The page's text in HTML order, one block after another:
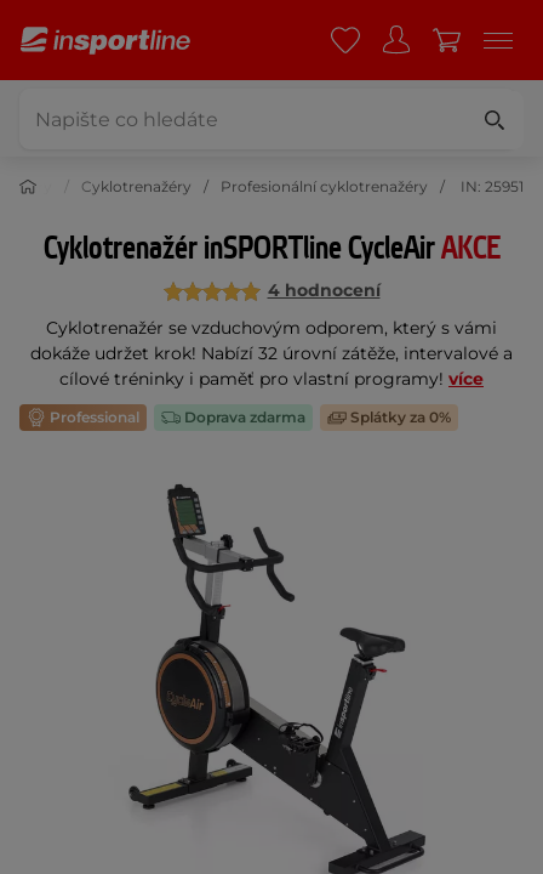
Cyklotrenažéry Profesionální cyklotrenažéry IN: 25951
Cyklotrenažér inSPORTline CycleAirAKCE
4 hodnocení
Cyklotrenažér se vzduchovým odporem, který s vámi
dokáže udržet krok! Nabízí 32 úrovní zátěže, intervalové a
cílové tréninky i paměť pro vlastní programy! více
Professional Doprava zdarma Splátky za 0%